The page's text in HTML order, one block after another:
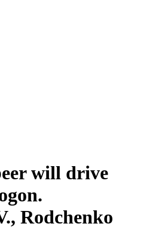
will drive
Rodchenko